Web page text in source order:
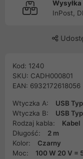
InPost,
Kod: 1240
SKU: CADH000801
EAN: 6932172618056
Wtyczka A:
USB
Wtyczka B:
USB
Rodzaj kabla:
Kabel
Długość:
2 m
Kolor:
Czarny
Moc:
100 W 20 V =